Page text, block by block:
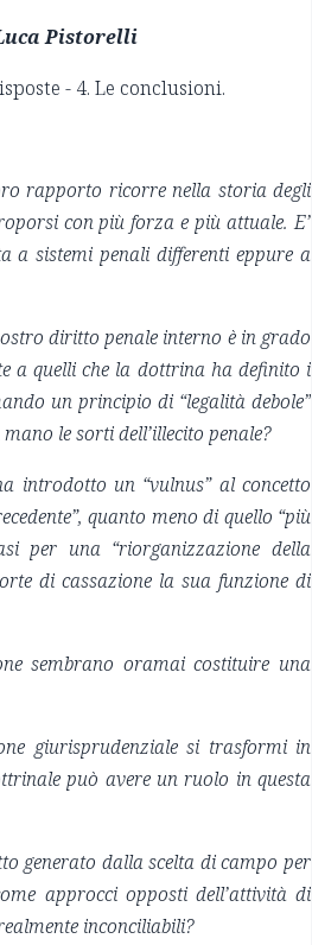
Pistorelli
- 4. Le conclusioni.
rapporto ricorre nella storia degli
con più forza e più attuale. E’
a sistemi penali differenti eppure a
diritto penale interno è in grado
a quelli che la dottrina ha definito i
un principio di “legalità debole”
le sorti dell’illecito penale?
introdotto un “vulnus” al concetto
quanto meno di quello “più
per una “riorganizzazione della
di cassazione la sua funzione di
sembrano oramai costituire una
giurisprudenziale si trasformi in
può avere un ruolo in questa
generato dalla scelta di campo per
approcci opposti dell’attività di
inconciliabili?